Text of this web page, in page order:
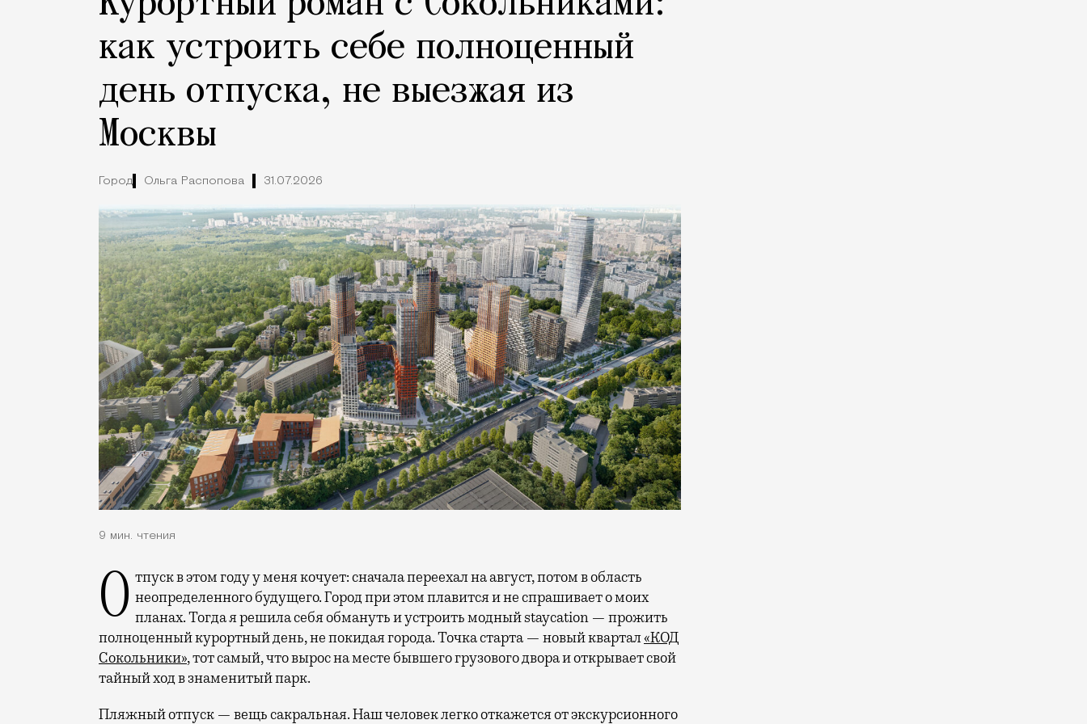
как устроить себе полноценный
день отпуска, не выезжая из
Москвы
Город Ольга Распопова 31.07.2026
9 мин. чтения
Отпуск в этом году у меня кочует: сначала переехал на август, потом в область неопределенного будущего. Город при этом плавится и не спрашивает о моих
планах. Тогда я решила себя обмануть и устроить модный staycation — прожить
полноценный курортный день, не покидая города. Точка старта — новый квартал«КОД
Сокольники», тот самый, что вырос на месте бывшего грузового двора и открывает свой
тайный ход в знаменитый парк.
Пляжный отпуск — вещь сакральная. Наш человек легко откажется от экскурсионного